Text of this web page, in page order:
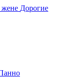
жене Дорогие